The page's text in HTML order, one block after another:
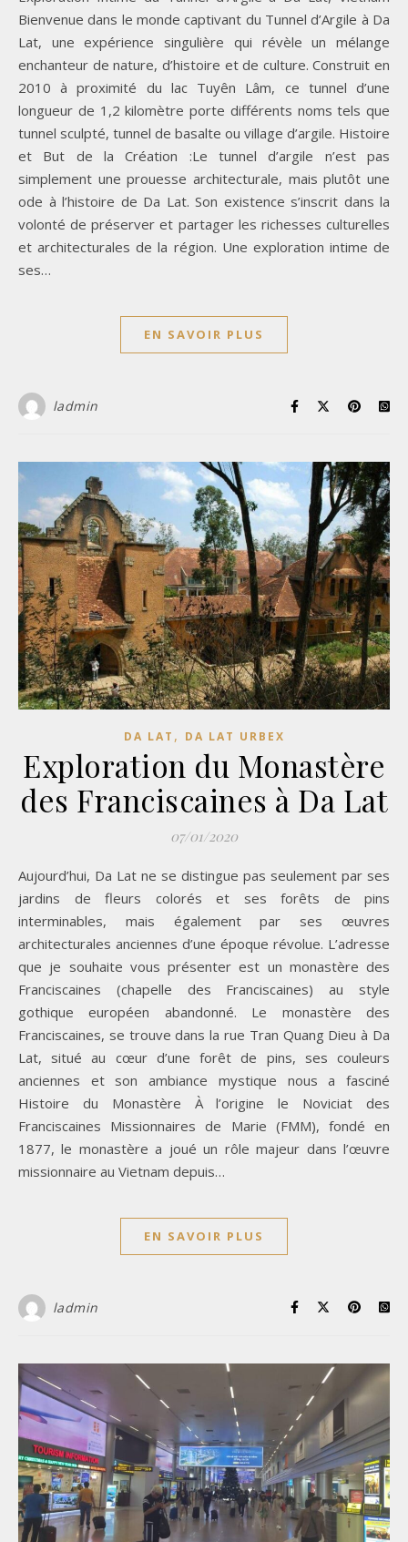
Bienvenue dans le monde captivant du Tunnel d’Argile à Da
Lat, une expérience singulière qui révèle un mélange
enchanteur de nature, d’histoire et de culture. Construit en
2010 à proximité du lac Tuyên Lâm, ce tunnel d’une
longueur de 1,2 kilomètre porte différents noms tels que
tunnel sculpté, tunnel de basalte ou village d’argile. Histoire
et But de la Création :Le tunnel d’argile n’est pas
simplement une prouesse architecturale, mais plutôt une
ode à l’histoire de Da Lat. Son existence s’inscrit dans la
volonté de préserver et partager les richesses culturelles
et architecturales de la région. Une exploration intime de
ses…
EN SAVOIR PLUS
ladmin
DA LAT , DA LAT URBEX
Exploration du Monastère
des Franciscaines à Da Lat
07/01/2020
Aujourd’hui, Da Lat ne se distingue pas seulement par ses
jardins de fleurs colorés et ses forêts de pins
interminables, mais également par ses œuvres
architecturales anciennes d’une époque révolue. L’adresse
que je souhaite vous présenter est un monastère des
Franciscaines (chapelle des Franciscaines) au style
gothique européen abandonné. Le monastère des
Franciscaines, se trouve dans la rue Tran Quang Dieu à Da
Lat, situé au cœur d’une forêt de pins, ses couleurs
anciennes et son ambiance mystique nous a fasciné
Histoire du Monastère À l’origine le Noviciat des
Franciscaines Missionnaires de Marie (FMM), fondé en
1877, le monastère a joué un rôle majeur dans l’œuvre
missionnaire au Vietnam depuis…
EN SAVOIR PLUS
ladmin